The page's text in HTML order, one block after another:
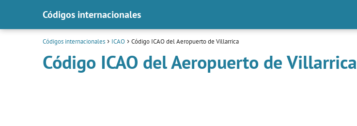
Códigos internacionales
Códigos internacionales ICAO Código ICAO del Aeropuerto de Villarrica
Código ICAO del Aeropuerto de Villarrica